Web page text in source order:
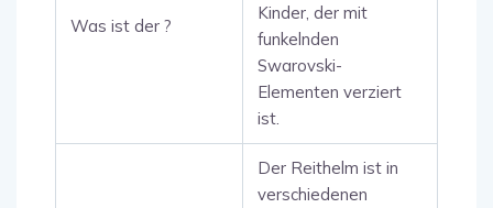
Was ist der ?
Kinder, der mit
funkelnden
Swarovski-
Elementen verziert
ist.
Der Reithelm ist in
verschiedenen